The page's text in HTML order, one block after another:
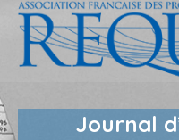
Journal